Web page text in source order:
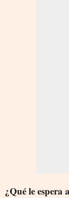
¿Qué le espera